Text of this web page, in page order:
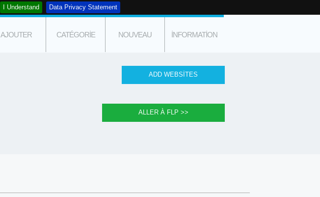
I Understand Data Privacy Statement
AJOUTER CATÉGORIE NOUVEAU INFORMATION